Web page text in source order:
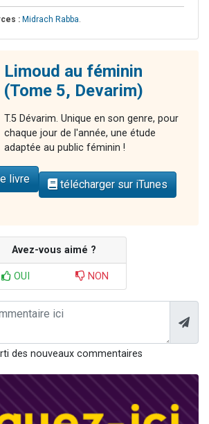
: Midrach Rabba.
Limoud au féminin
(Tome 5, Devarim)
T.5 Dévarim. Unique en son genre, pour
chaque jour de l'année, une étude
adaptée au public féminin !
livre télécharger sur iTunes
Avez-vous aimé ?
OUI NON
des nouveaux commentaires